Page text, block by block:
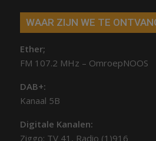
WAAR ZIJN WE TE
Ether;
FM 107.2 MHz – OmroepNOOS
DAB+:
Kanaal 5B
Digitale Kanalen:
Ziggo: TV 41, Radio (1)916